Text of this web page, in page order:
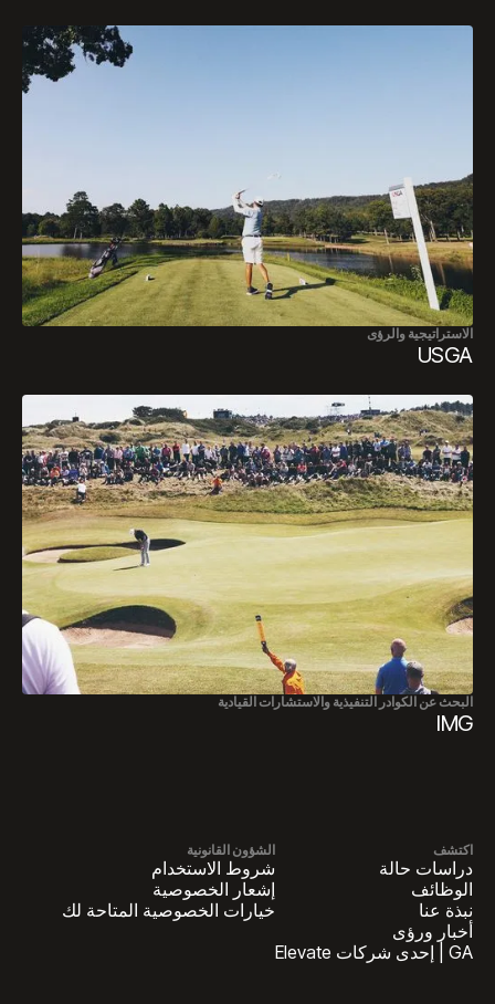
الاستراتيجية والرؤى
USGA
البحث عن الكوادر التنفيذية والاستشارات القيادية
IMG
اكتشف
دراسات حالة
الوظائف
نبذة عنا
أخبار ورؤى
GA | إحدى شركات Elevate
الشؤون القانونية
شروط الاستخدام
إشعار الخصوصية
خيارات الخصوصية المتاحة لك